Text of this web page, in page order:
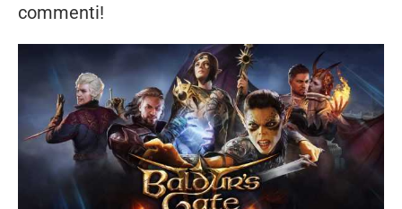
commenti!